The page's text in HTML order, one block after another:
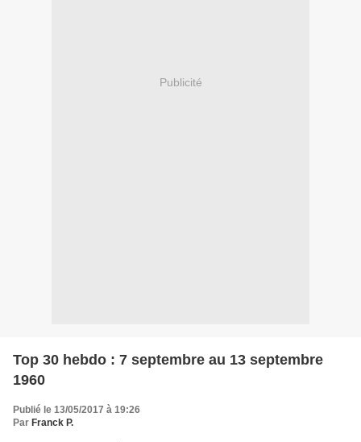
Publicité
Top 30 hebdo : 7 septembre au 13 septembre
1960
Publié le 13/05/2017 à 19:26
Par Franck P.